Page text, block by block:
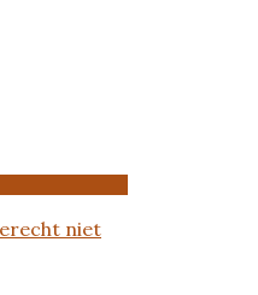
niet